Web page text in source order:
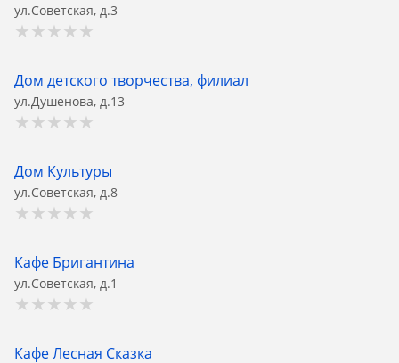
ул.Советская, д.3
Дом детского творчества, филиал
ул.Душенова, д.13
Дом Культуры
ул.Советская, д.8
Кафе Бригантина
ул.Советская, д.1
Кафе Лесная Сказка